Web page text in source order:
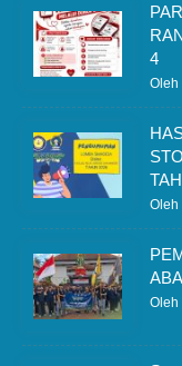
4
Oleh
Oleh
Oleh